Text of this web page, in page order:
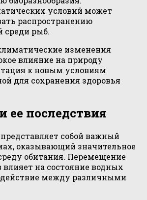
условий может
распространению
среди рыб.
изменения
влияние на природу
к новым условиям
для сохранения здоровья
ее последствия
собой важный
оказывающий значительное
обитания. Перемещение
влияет на состояние водных
между различными